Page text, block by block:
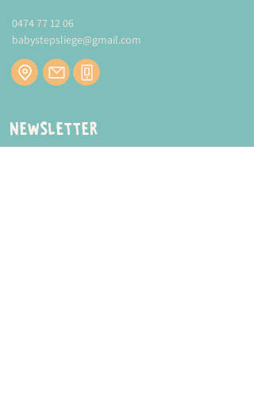
0474 77 12 06
babystepsliege@gmail.com
Newsletter